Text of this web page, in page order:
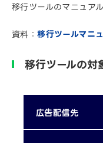
移行ツールのマニュア
資料：移行ツールマニ
移行ツールの対
広告配信先